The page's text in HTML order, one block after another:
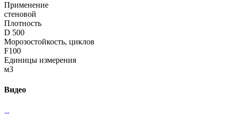
Применение
стеновой
Плотность
D 500
Морозостойкость, циклов
F100
Единицы измерения
м3
Видео